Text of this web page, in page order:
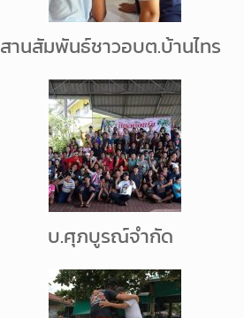
สานสัมพันธ์ชาวอบต.บ้านไทร
บ.ศุภบูรณ์จำกัด